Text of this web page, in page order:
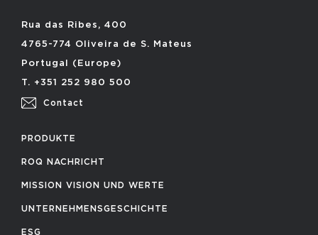
Rua das Ribes, 400
4765-774 Oliveira de S. Mateus
Portugal (Europe)
T. +351 252 980 500
Contact
PRODUKTE
ROQ NACHRICHT
MISSION VISION UND WERTE
UNTERNEHMENSGESCHICHTE
ESG